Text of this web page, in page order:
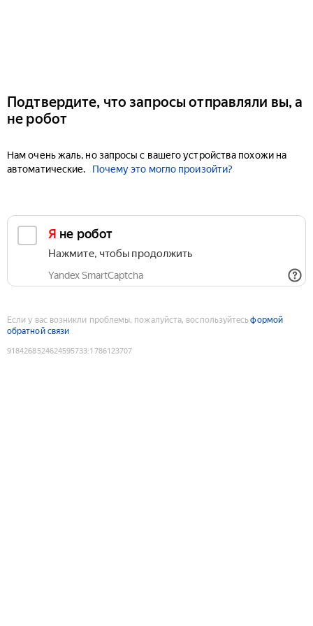
Подтвердите, что запросы отправляли вы, а
не робот
Нам очень жаль, но запросы с вашего устройства похожи на
автоматические.
Почему это могло произойти?
Я не робот
Нажмите, чтобы продолжить
Yandex SmartCaptcha
Если у вас возникли проблемы, пожалуйста, воспользуйтесьформой
обратной связи
9184268524624595733:1786123707